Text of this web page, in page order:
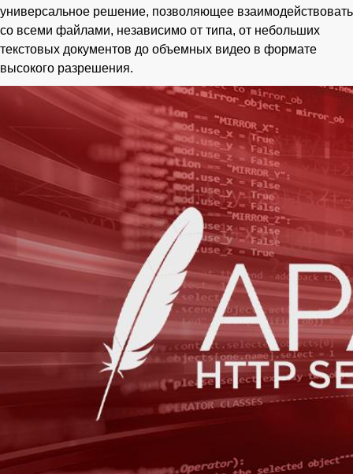
универсальное решение, позволяющее взаимодействовать
со всеми файлами, независимо от типа, от небольших
текстовых документов до объемных видео в формате
высокого разрешения.